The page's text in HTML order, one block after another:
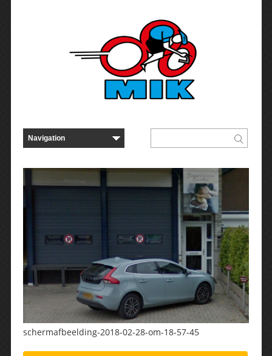
schermafbeelding-2018-02-28-om-18-57-45